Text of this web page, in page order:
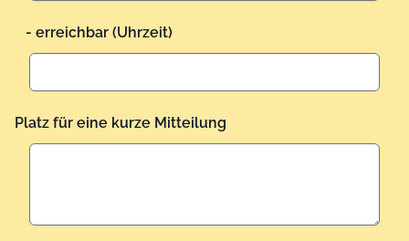
- erreichbar (Uhrzeit)
Platz für eine kurze Mitteilung